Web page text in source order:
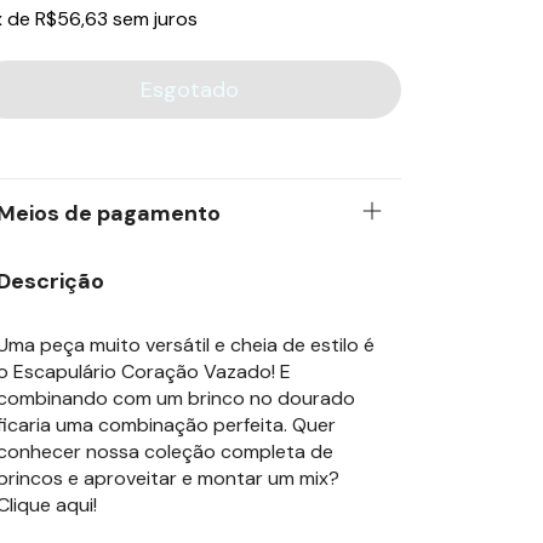
de R$56,63 sem juros
de pagamento
peça muito versátil e cheia de estilo é
Escapulário Coração Vazado! E
com um brinco no dourado
uma combinação perfeita. Quer
nossa coleção completa de
e aproveitar e montar um mix?
aqui!